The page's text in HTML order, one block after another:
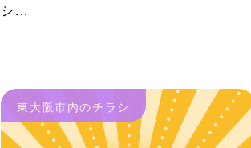
シ...
東大阪市内のチラシ